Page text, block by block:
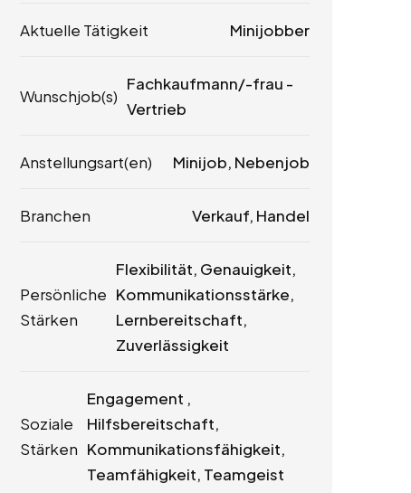
Aktuelle Tätigkeit Minijobber
Wunschjob(s)
Fachkaufmann/-frau -
Vertrieb
Anstellungsart(en) Minijob, Nebenjob
Branchen Verkauf, Handel
Persönliche
Stärken
Flexibilität, Genauigkeit,
Kommunikationsstärke,
Lernbereitschaft,
Zuverlässigkeit
Soziale
Stärken
Engagement ,
Hilfsbereitschaft,
Kommunikationsfähigkeit,
Teamfähigkeit, Teamgeist